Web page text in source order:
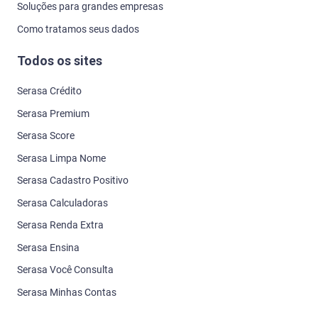
Soluções para grandes empresas
Como tratamos seus dados
Todos os sites
Serasa Crédito
Serasa Premium
Serasa Score
Serasa Limpa Nome
Serasa Cadastro Positivo
Serasa Calculadoras
Serasa Renda Extra
Serasa Ensina
Serasa Você Consulta
Serasa Minhas Contas